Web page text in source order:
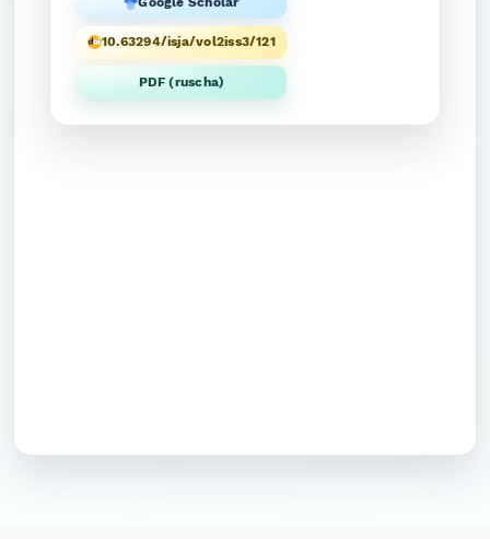
10.63294/isja/vol2iss3/121
PDF (ruscha)